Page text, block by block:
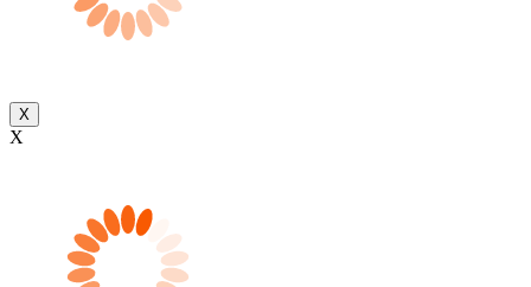
X
X